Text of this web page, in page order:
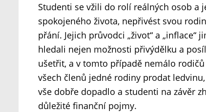
Studenti se vžili do rolí reálných osob
spokojeného života, nepřivést svou
přání. Jejich průvodci „život“ a
hledali nejen možnosti přivýdělku a
ušetřit, a v tomto případě nemálo
všech členů jedné rodiny prodat
vše dobře dopadlo a studenti na závěr
důležité finanční pojmy.